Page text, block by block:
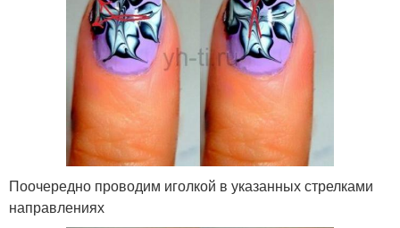
Поочередно проводим иголкой в указанных стрелками
направлениях